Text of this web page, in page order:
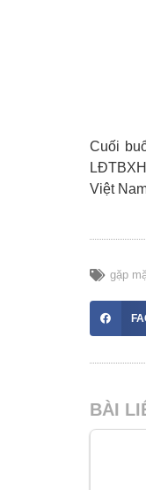
Cuối
Việt
gặp
BÀI